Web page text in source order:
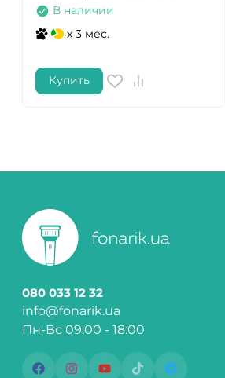
В наличии
x 3 мес.
Купить
080 033 12 32
info@fonarik.ua
Пн-Вс 09:00 - 18:00